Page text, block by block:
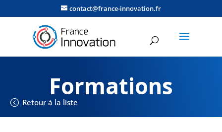
contact@france-innovation.fr
Formations
Retour à la liste